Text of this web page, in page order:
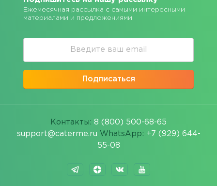
Ежемесячная рассылка с самыми интересными
материалами и предложениями
Подписаться
Контакты: 8 (800) 500-68-65
support@caterme.ru WhatsApp: +7 (929) 644-
55-08